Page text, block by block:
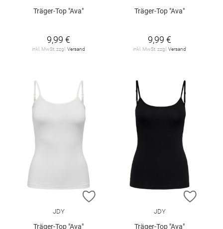
Träger-Top "Ava"
9,99 €
inkl. MwSt. zzgl. Versand
Träger-Top "Ava"
9,99 €
inkl. MwSt. zzgl. Versand
ZUR WUNSCHLISTE HINZUFÜGEN
JDY
Träger-Top "Ava"
ZUR
JDY
Träger-Top "Ava"